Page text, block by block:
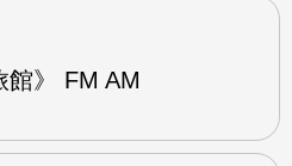
館》 FM AM